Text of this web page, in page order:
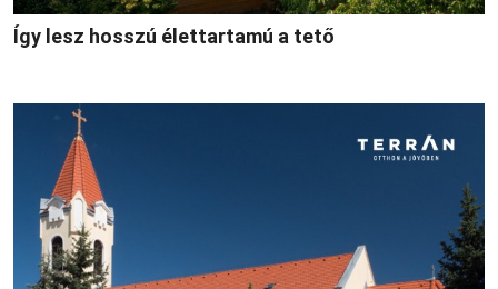
Így lesz hosszú élettartamú a tető